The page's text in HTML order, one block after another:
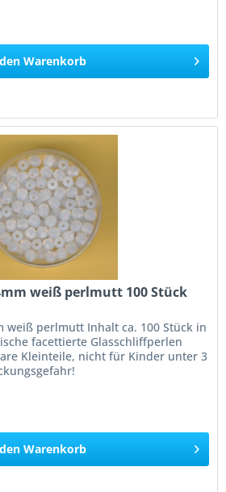
Warenkorb
weiß perlmutt 100 Stück
weiß perlmutt Inhalt ca. 100 Stück in
facettierte Glasschliffperlen
Kleinteile, nicht für Kinder unter 3
Warenkorb